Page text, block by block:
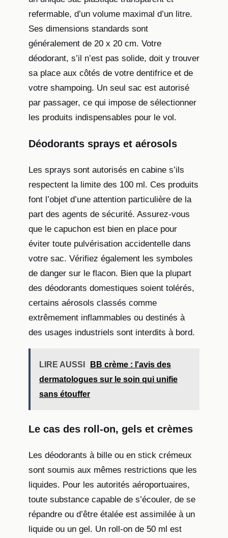
refermable, d’un volume maximal d’un litre.
Ses dimensions standards sont
généralement de 20 x 20 cm. Votre
déodorant, s’il n’est pas solide, doit y trouver
sa place aux côtés de votre dentifrice et de
votre shampoing. Un seul sac est autorisé
par passager, ce qui impose de sélectionner
les produits indispensables pour le vol.
Déodorants sprays et aérosols
Les sprays sont autorisés en cabine s’ils
respectent la limite des 100 ml. Ces produits
font l’objet d’une attention particulière de la
part des agents de sécurité. Assurez-vous
que le capuchon est bien en place pour
éviter toute pulvérisation accidentelle dans
votre sac. Vérifiez également les symboles
de danger sur le flacon. Bien que la plupart
des déodorants domestiques soient tolérés,
certains aérosols classés comme
extrêmement inflammables ou destinés à
des usages industriels sont interdits à bord.
LIRE AUSSI
BB crème : l'avis des
dermatologues sur le soin qui unifie
sans étouffer
Le cas des roll-on, gels et crèmes
Les déodorants à bille ou en stick crémeux
sont soumis aux mêmes restrictions que les
liquides. Pour les autorités aéroportuaires,
toute substance capable de s’écouler, de se
répandre ou d’être étalée est assimilée à un
liquide ou un gel. Un roll-on de 50 ml est